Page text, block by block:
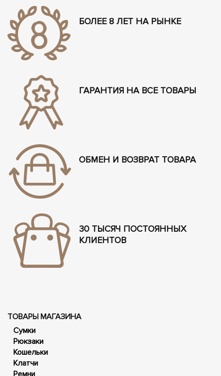
БОЛЕЕ 8 ЛЕТ НА РЫНКЕ
ГАРАНТИЯ НА ВСЕ ТОВАРЫ
ОБМЕН И ВОЗВРАТ ТОВАРА
30 ТЫСЯЧ ПОСТОЯННЫХ
КЛИЕНТОВ
ТОВАРЫ МАГАЗИНА
Сумки
Рюкзаки
Кошельки
Клатчи
Ремни